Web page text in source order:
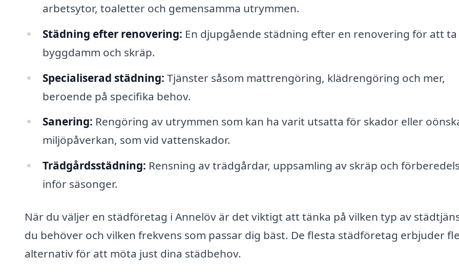
arbetsytor, toaletter och gemensamma utrymmen.
Städning efter renovering: En djupgående städning efter en renovering för att
byggdamm och skräp.
Specialiserad städning: Tjänster såsom mattrengöring, klädrengöring och mer,
beroende på specifika behov.
Sanering: Rengöring av utrymmen som kan ha varit utsatta för skador eller
miljöpåverkan, som vid vattenskador.
Trädgårdsstädning: Rensning av trädgårdar, uppsamling av skräp och
inför säsonger.
När du väljer en städföretag i Annelöv är det viktigt att tänka på vilken typ av
du behöver och vilken frekvens som passar dig bäst. De flesta städföretag erbjuder
alternativ för att möta just dina städbehov.